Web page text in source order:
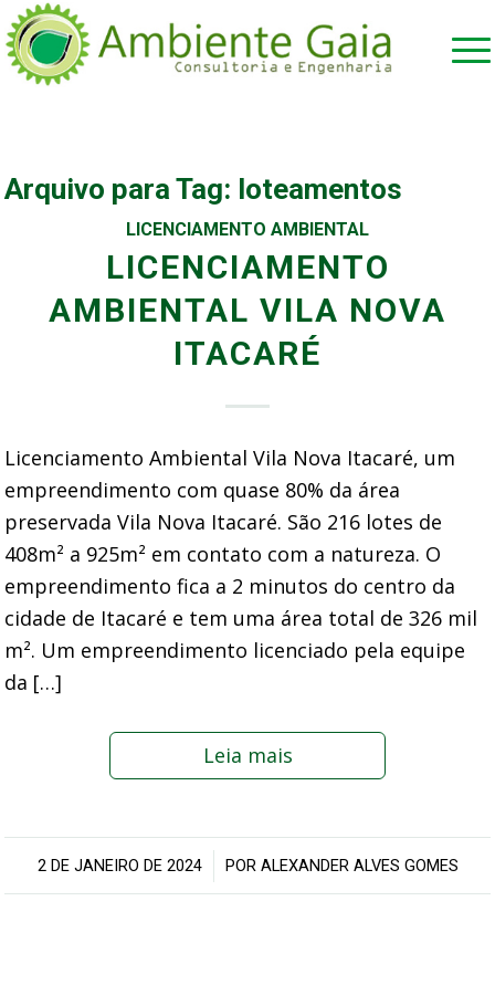
Arquivo para Tag: loteamentos
LICENCIAMENTO AMBIENTAL
LICENCIAMENTO
AMBIENTAL VILA NOVA
ITACARÉ
Licenciamento Ambiental Vila Nova Itacaré, um
empreendimento com quase 80% da área
preservada Vila Nova Itacaré. São 216 lotes de
408m² a 925m² em contato com a natureza. O
empreendimento fica a 2 minutos do centro da
cidade de Itacaré e tem uma área total de 326 mil
m². Um empreendimento licenciado pela equipe
da […]
Leia mais
2 DE JANEIRO DE 2024
/ POR ALEXANDER ALVES GOMES